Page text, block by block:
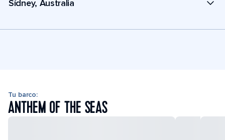
Sídney, Australia
Tu barco:
ANTHEM OF THE SEAS